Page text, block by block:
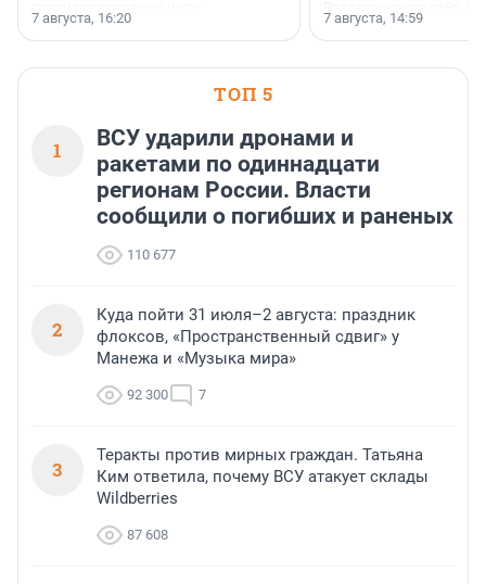
поменялась роль строительства.
7 августа, 16:20
недалеко от Большого
водопада.
7 августа, 14:59
ТОП 5
1
ВСУ ударили дронами и
ракетами по одиннадцати
регионам России. Власти
сообщили о погибших и раненых
110 677
2
Куда пойти 31 июля–2 августа: праздник
флоксов, «Пространственный сдвиг» у
Манежа и «Музыка мира»
92 300 7
3
Теракты против мирных граждан. Татьяна
Ким ответила, почему ВСУ атакует склады
Wildberries
87 608